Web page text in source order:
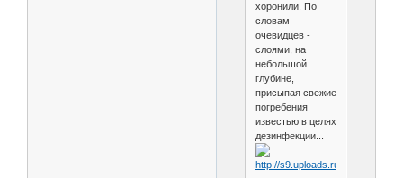
хоронили. По
словам
очевидцев -
слоями, на
небольшой
глубине,
присыпая свежие
погребения
известью в целях
дезинфекции...